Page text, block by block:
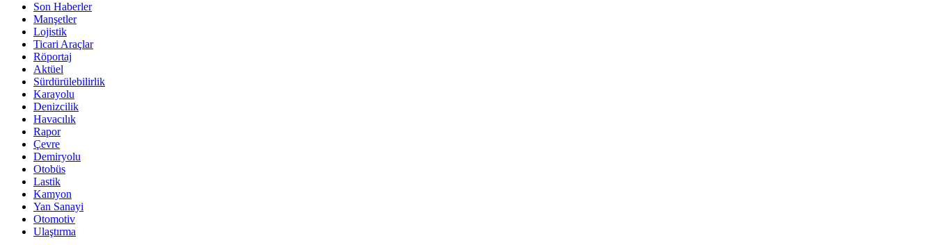
Son Haberler
Manşetler
Lojistik
Ticari Araçlar
Röportaj
Aktüel
Sürdürülebilirlik
Karayolu
Denizcilik
Havacılık
Rapor
Çevre
Demiryolu
Otobüs
Lastik
Kamyon
Yan Sanayi
Otomotiv
Ulaştırma